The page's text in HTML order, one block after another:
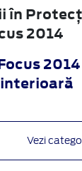
în
2014
2014
Vezi